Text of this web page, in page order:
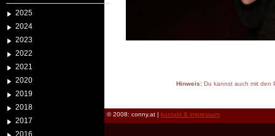
2025
2024
2023
2022
2021
2020
2019
2018
2017
2016
Hinweis:Du kannst auch mit den
© 2008: conny.at | kontakt & impressum